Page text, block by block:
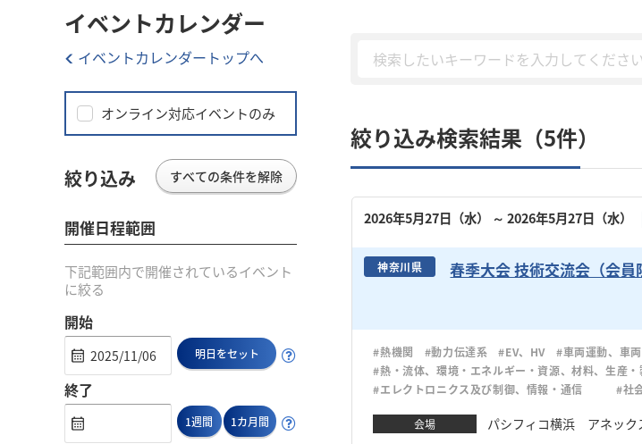
絞り込み検索結果（5件）
2026年5月27日（水） ～ 2026年5月27日（水）
神奈川県 春季大会 技術交流会（会員
#熱機関 #動力伝達系 #EV、HV #車両運動、車
#熱・流体、環境・エネルギー・資源、材料、生産・
#エレクトロニクス及び制御、情報・通信
#社
会場 パシフィコ横浜 アネッ
イベントカレンダー
イベントカレンダートップへ
オンライン対応イベントのみ
絞り込み すべての条件を解除
開催日程範囲
下記範囲内で開催されているイベント
に絞る
開始
明日をセット
終了
1週間 1カ月間